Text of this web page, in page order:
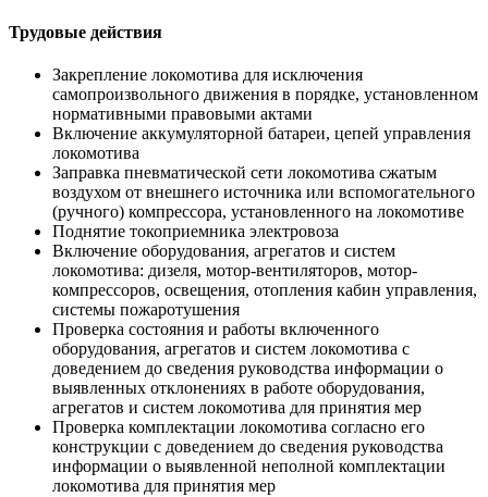
Трудовые действия
Закрепление локомотива для исключения
самопроизвольного движения в порядке, установленном
нормативными правовыми актами
Включение аккумуляторной батареи, цепей управления
локомотива
Заправка пневматической сети локомотива сжатым
воздухом от внешнего источника или вспомогательного
(ручного) компрессора, установленного на локомотиве
Поднятие токоприемника электровоза
Включение оборудования, агрегатов и систем
локомотива: дизеля, мотор-вентиляторов, мотор-
компрессоров, освещения, отопления кабин управления,
системы пожаротушения
Проверка состояния и работы включенного
оборудования, агрегатов и систем локомотива с
доведением до сведения руководства информации о
выявленных отклонениях в работе оборудования,
агрегатов и систем локомотива для принятия мер
Проверка комплектации локомотива согласно его
конструкции с доведением до сведения руководства
информации о выявленной неполной комплектации
локомотива для принятия мер